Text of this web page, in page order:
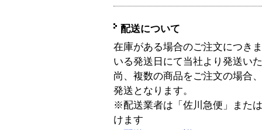
配送について
在庫がある場合のご注文につき
いる発送日にて当社より発送い
尚、複数の商品をご注文の場合
発送となります。
※配送業者は「佐川急便」また
けます